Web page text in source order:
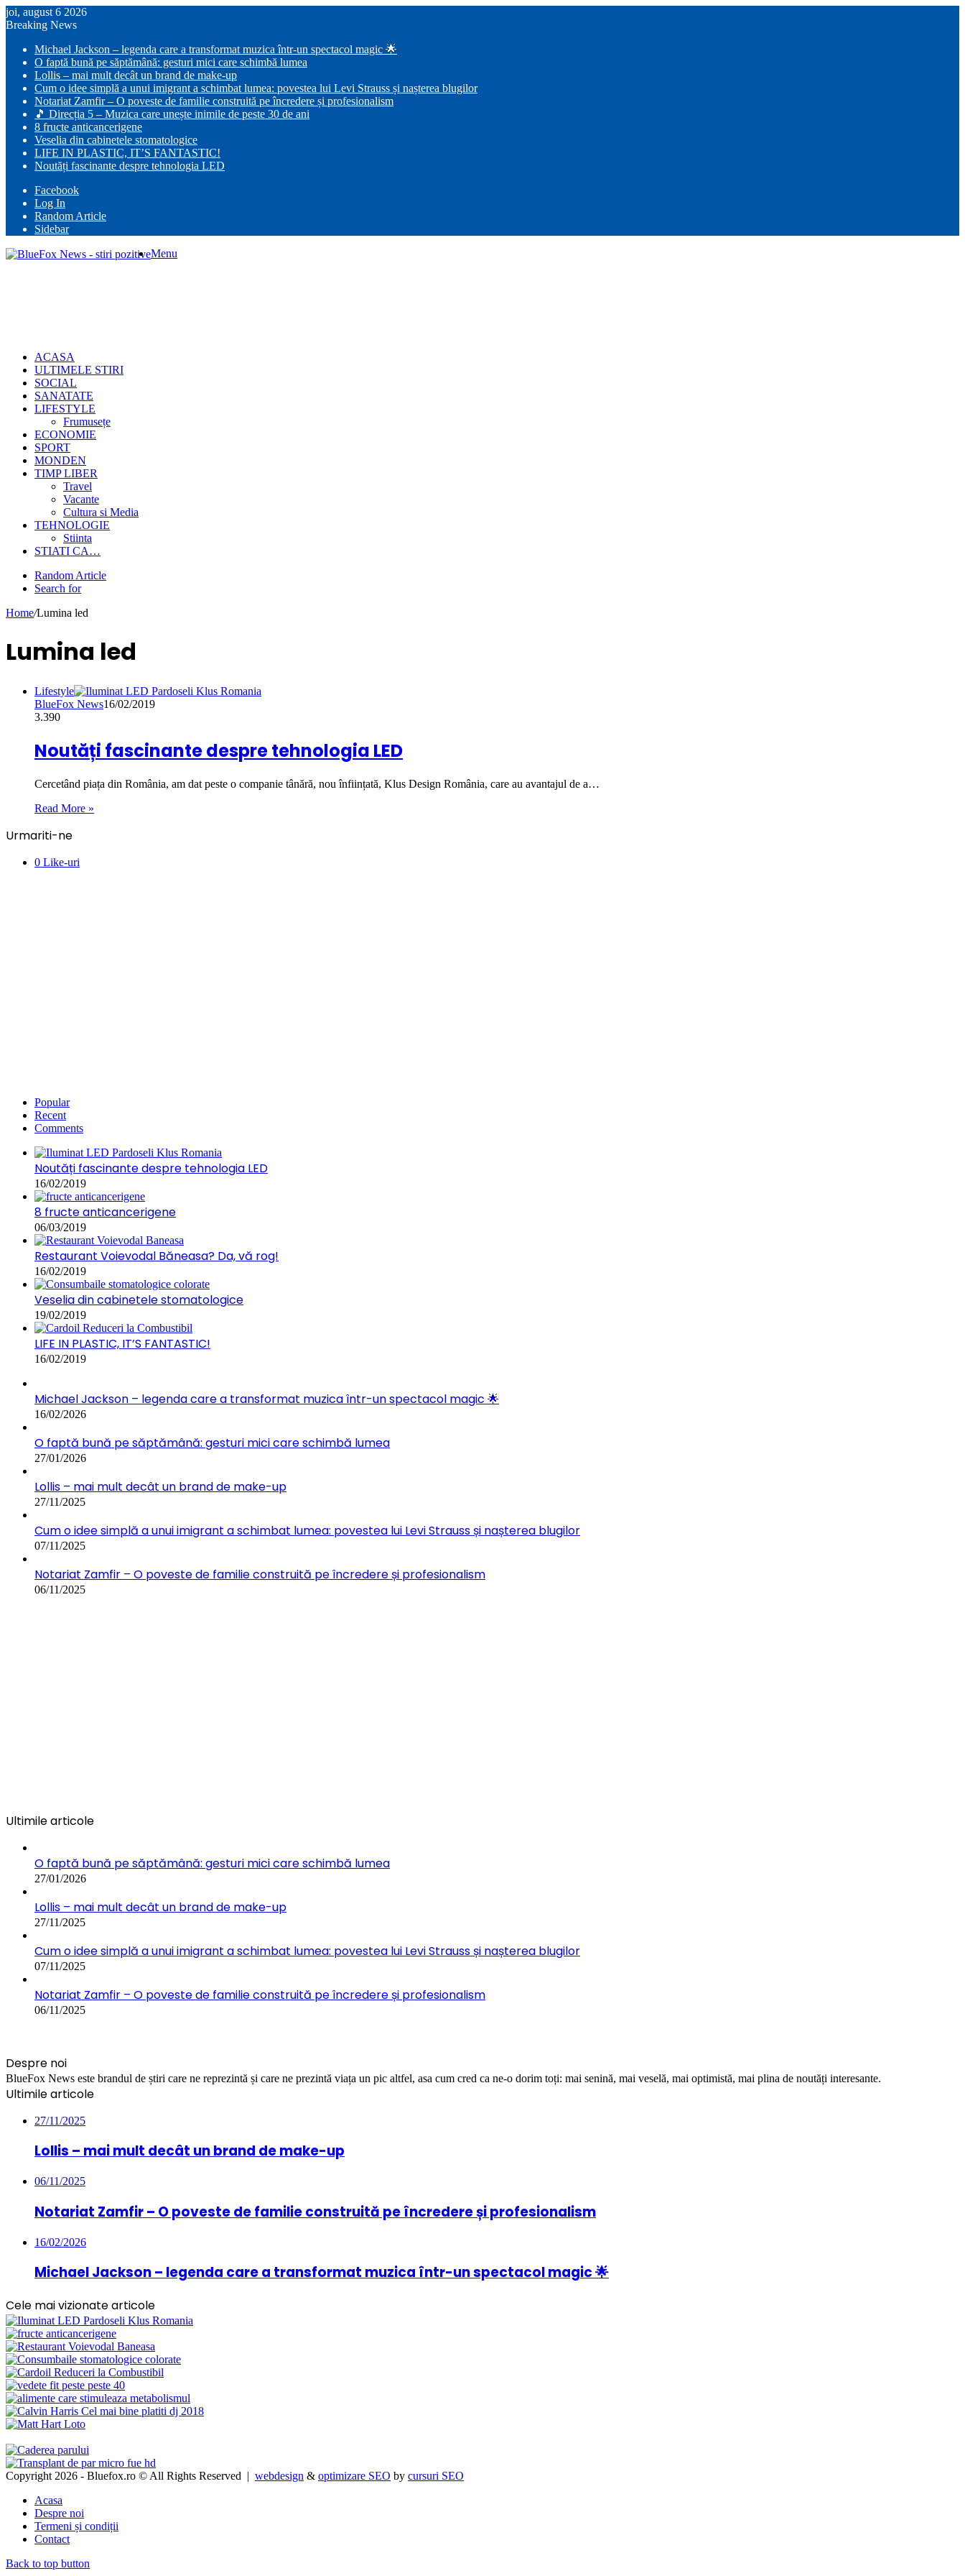
joi, august 6 2026
Breaking News
Michael Jackson – legenda care a transformat muzica într-un spectacol magic 🌟
O faptă bună pe săptămână: gesturi mici care schimbă lumea
Lollis – mai mult decât un brand de make-up
Cum o idee simplă a unui imigrant a schimbat lumea: povestea lui Levi Strauss și nașterea blugilor
Notariat Zamfir – O poveste de familie construită pe încredere și profesionalism
🎵 Direcția 5 – Muzica care unește inimile de peste 30 de ani
8 fructe anticancerigene
Veselia din cabinetele stomatologice
LIFE IN PLASTIC, IT’S FANTASTIC!
Noutăți fascinante despre tehnologia LED
Facebook
Log In
Random Article
Sidebar
Menu
ACASA
ULTIMELE STIRI
SOCIAL
SANATATE
LIFESTYLE
Frumusețe
ECONOMIE
SPORT
MONDEN
TIMP LIBER
Travel
Vacante
Cultura si Media
TEHNOLOGIE
Stiinta
STIATI CA…
Random Article
Search for
Home/Lumina led
Lumina led
Lifestyle
BlueFox News16/02/2019
3.390
Noutăți fascinante despre tehnologia LED
Cercetând piața din România, am dat peste o companie tânără, nou înființată, Klus Design România, care au avantajul de a…
Read More »
Urmariti-ne
0 Like-uri
Popular
Recent
Comments
Noutăți fascinante despre tehnologia LED
16/02/2019
8 fructe anticancerigene
06/03/2019
Restaurant Voievodal Băneasa? Da, vă rog!
16/02/2019
Veselia din cabinetele stomatologice
19/02/2019
LIFE IN PLASTIC, IT’S FANTASTIC!
16/02/2019
Michael Jackson – legenda care a transformat muzica într-un spectacol magic 🌟
16/02/2026
O faptă bună pe săptămână: gesturi mici care schimbă lumea
27/01/2026
Lollis – mai mult decât un brand de make-up
27/11/2025
Cum o idee simplă a unui imigrant a schimbat lumea: povestea lui Levi Strauss și nașterea blugilor
07/11/2025
Notariat Zamfir – O poveste de familie construită pe încredere și profesionalism
06/11/2025
Ultimile articole
O faptă bună pe săptămână: gesturi mici care schimbă lumea
27/01/2026
Lollis – mai mult decât un brand de make-up
27/11/2025
Cum o idee simplă a unui imigrant a schimbat lumea: povestea lui Levi Strauss și nașterea blugilor
07/11/2025
Notariat Zamfir – O poveste de familie construită pe încredere și profesionalism
06/11/2025
Despre noi
BlueFox News este brandul de știri care ne reprezintă și care ne prezintă viața un pic altfel, asa cum cred ca ne-o dorim toți: mai senină, mai veselă, mai optimistă, mai plina de noutăți interesante.
Ultimile articole
27/11/2025
Lollis – mai mult decât un brand de make-up
06/11/2025
Notariat Zamfir – O poveste de familie construită pe încredere și profesionalism
16/02/2026
Michael Jackson – legenda care a transformat muzica într-un spectacol magic 🌟
Cele mai vizionate articole
Copyright 2026 - Bluefox.ro © All Rights Reserved | webdesign & optimizare SEO by cursuri SEO
Acasa
Despre noi
Termeni și condiții
Contact
Back to top button